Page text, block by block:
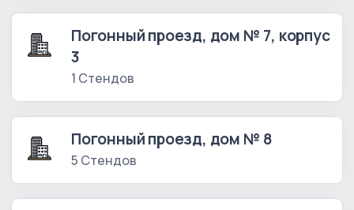
Погонный проезд, дом № 7, корпус
3
1 Стендов
Погонный проезд, дом № 8
5 Стендов